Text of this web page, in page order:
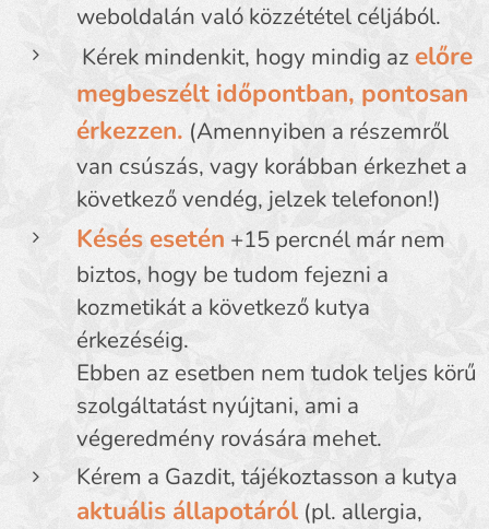
weboldalán való közzététel céljából.
Kérek mindenkit, hogy mindig az előre
megbeszélt időpontban, pontosan
érkezzen. (Amennyiben a részemről
van csúszás, vagy korábban érkezhet a
következő vendég, jelzek telefonon!)
Késés esetén +15 percnél már nem
biztos, hogy be tudom fejezni a
kozmetikát a következő kutya
érkezéséig.
Ebben az esetben nem tudok teljes körű
szolgáltatást nyújtani, ami a
végeredmény rovására mehet.
Kérem a Gazdit, tájékoztasson a kutya
aktuális állapotáról(pl. allergia,